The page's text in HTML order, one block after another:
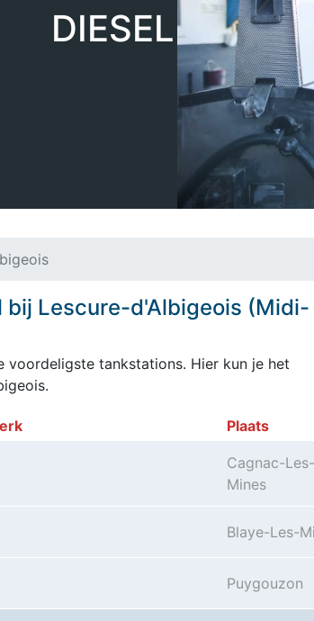
DIESEL
bij Lescure-d'Albigeois (Midi-
voordeligste tankstations. Hier kun je het
Plaats
Cagnac-Les-
Mines
Blaye-Les-
Puygouzon